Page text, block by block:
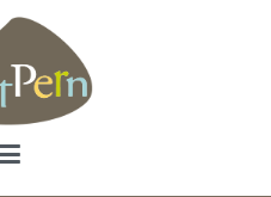
Saint Pern